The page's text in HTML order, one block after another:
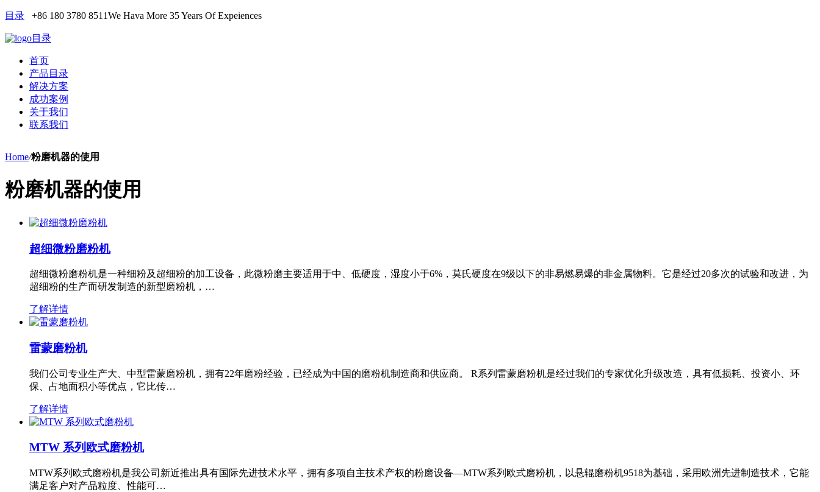
目录 +86 180 3780 8511We Hava More 35 Years Of Expeiences
目录
首页
产品目录
解决方案
成功案例
关于我们
联系我们
Home/粉磨机器的使用
粉磨机器的使用
超细微粉磨粉机
超细微粉磨粉机是一种细粉及超细粉的加工设备，此微粉磨主要适用于中、低硬度，湿度小于6%，莫氏硬度在9级以下的非易燃易爆的非金属物料。它是经过20多次的试验和改进，为
超细粉的生产而研发制造的新型磨粉机，…
了解详情
雷蒙磨粉机
我们公司专业生产大、中型雷蒙磨粉机，拥有22年磨粉经验，已经成为中国的磨粉机制造商和供应商。 R系列雷蒙磨粉机是经过我们的专家优化升级改造，具有低损耗、投资小、环
保、占地面积小等优点，它比传…
了解详情
MTW 系列欧式磨粉机
MTW系列欧式磨粉机是我公司新近推出具有国际先进技术水平，拥有多项自主技术产权的粉磨设备—MTW系列欧式磨粉机，以悬辊磨粉机9518为基础，采用欧洲先进制造技术，它能
满足客户对产品粒度、性能可…